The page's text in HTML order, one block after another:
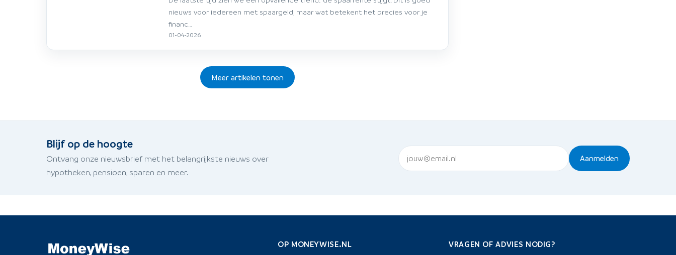
nieuws voor iedereen met spaargeld, maar wat betekent het precies voor je
financ…
01-04-2026
Meer artikelen tonen
Blijf op de hoogte
Ontvang onze nieuwsbrief met het belangrijkste nieuws over
hypotheken, pensioen, sparen en meer.
Aanmelden
OP MONEYWISE.NL
VRAGEN OF ADVIES NODIG?